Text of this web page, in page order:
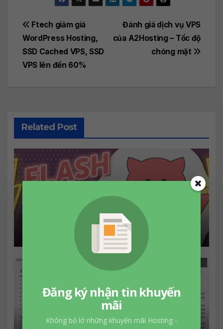
Post
navigation
Đánh giá dịch vụ VPS
của A2Hosting – Tốc độ
chóng mặt
Ftech giảm giá
WordPress Hosting,
SSD Cached VPS, SSD
VPS lên đến 60%
Related Post
Đăng ký tên miền .NET chỉ
2.33$ tại Porkbun
VPS 250 GB SSD / 5 TB BW / 4
Đăng ký nhận tin khuyến
mãi
Không bỏ lở những khuyến mãi Hosting -